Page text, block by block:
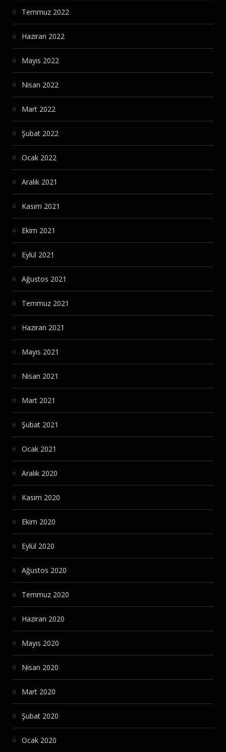
Temmuz 2022
Haziran 2022
Mayıs 2022
Nisan 2022
Mart 2022
Şubat 2022
Ocak 2022
Aralık 2021
Kasım 2021
Ekim 2021
Eylül 2021
Ağustos 2021
Temmuz 2021
Haziran 2021
Mayıs 2021
Nisan 2021
Mart 2021
Şubat 2021
Ocak 2021
Aralık 2020
Kasım 2020
Ekim 2020
Eylül 2020
Ağustos 2020
Temmuz 2020
Haziran 2020
Mayıs 2020
Nisan 2020
Mart 2020
Şubat 2020
Ocak 2020